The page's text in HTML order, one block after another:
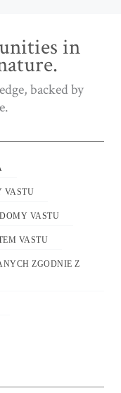
in
backed by
VASTU
VASTU
VASTU
ZGODNIE Z